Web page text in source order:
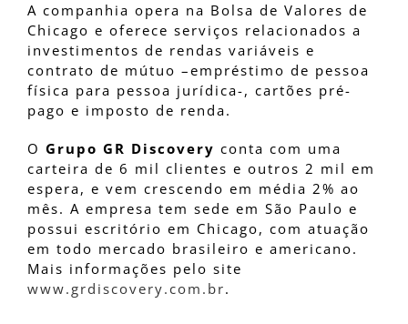
A companhia opera na Bolsa de Valores de
Chicago e oferece serviços relacionados a
investimentos de rendas variáveis e
contrato de mútuo –empréstimo de pessoa
física para pessoa jurídica-, cartões pré-
pago e imposto de renda.
O Grupo GR Discovery conta com uma
carteira de 6 mil clientes e outros 2 mil em
espera, e vem crescendo em média 2% ao
mês. A empresa tem sede em São Paulo e
possui escritório em Chicago, com atuação
em todo mercado brasileiro e americano.
Mais informações pelo site
www.grdiscovery.com.br.